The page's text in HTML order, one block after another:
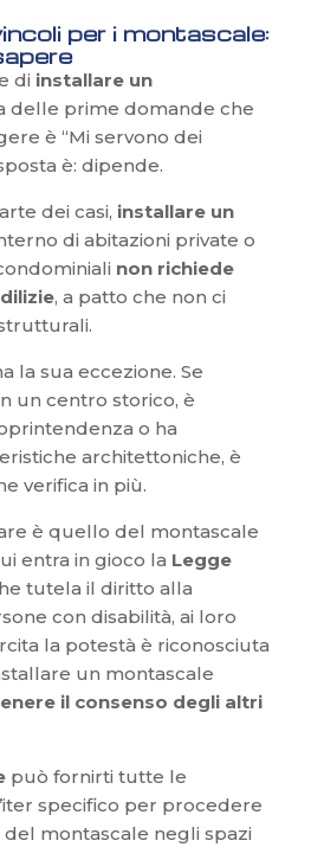
per i montascale:
di installare un
delle prime domande che
è “Mi servono dei
è: dipende.
dei casi, installare un
di abitazioni private o
non richiede
, a patto che non ci
la sua eccezione. Se
un centro storico, è
o ha
architettoniche, è
verifica in più.
è quello del montascale
entra in gioco la Legge
tutela il diritto alla
con disabilità, ai loro
la potestà è riconosciuta
un montascale
il consenso degli altri
può fornirti tutte le
specifico per procedere
montascale negli spazi